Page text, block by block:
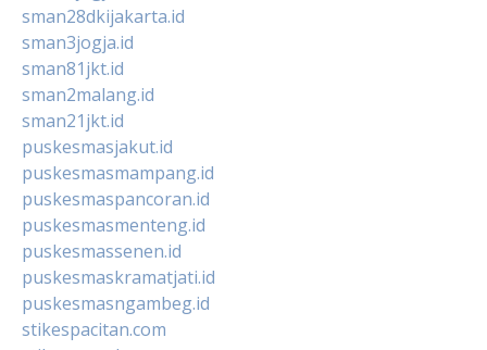
sman28dkijakarta.id
sman3jogja.id
sman81jkt.id
sman2malang.id
sman21jkt.id
puskesmasjakut.id
puskesmasmampang.id
puskesmaspancoran.id
puskesmasmenteng.id
puskesmassenen.id
puskesmaskramatjati.id
puskesmasngambeg.id
stikespacitan.com